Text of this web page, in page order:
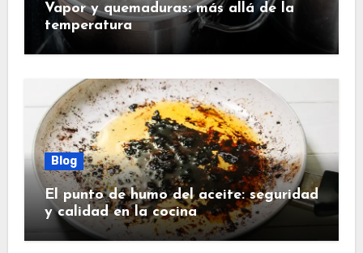
Vapor y quemaduras: más allá de la
temperatura
Blog
El punto de humo del aceite: seguridad
y calidad en la cocina